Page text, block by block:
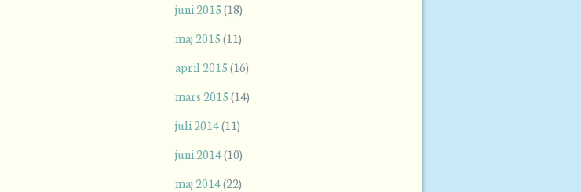
juni 2015(18)
maj 2015(11)
april 2015(16)
mars 2015(14)
juli 2014(11)
juni 2014(10)
maj 2014(22)